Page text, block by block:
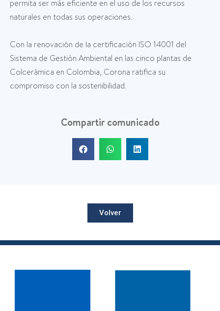
permita ser más eficiente en el uso de los recursos
naturales en todas sus operaciones.
Con la renovación de la certificación ISO 14001 del
Sistema de Gestión Ambiental en las cinco plantas de
Colcerámica en Colombia, Corona ratifica su
compromiso con la sostenibilidad.
Compartir comunicado
Volver